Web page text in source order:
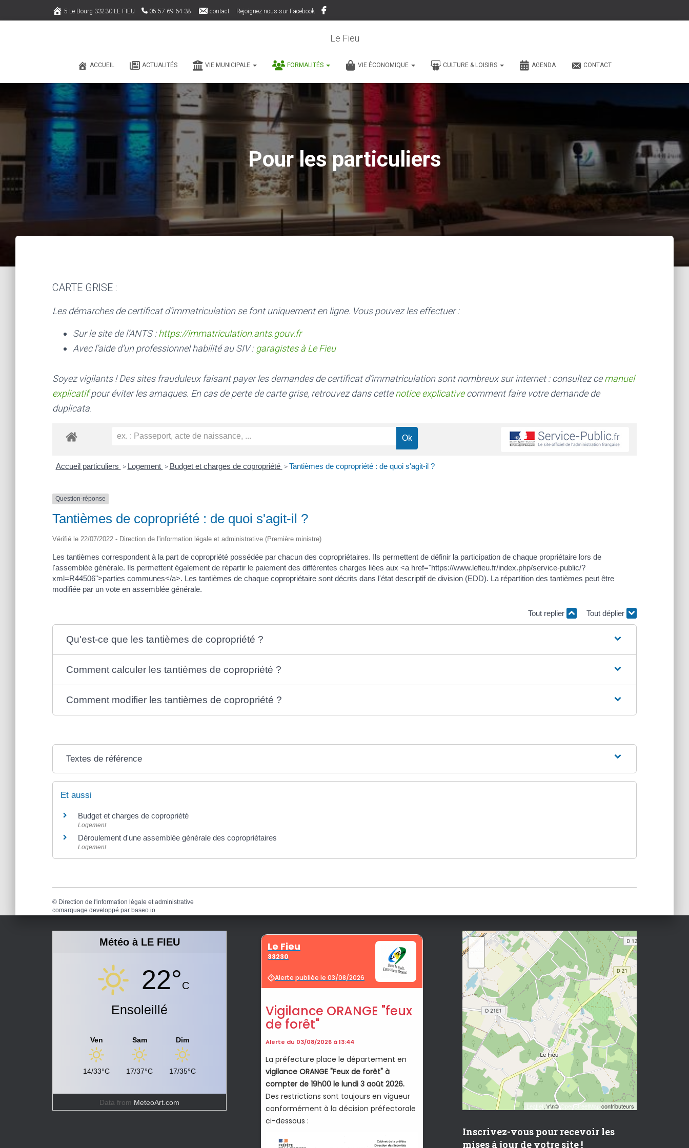
5 Le Bourg 33230 LE FIEU 05 57 69 64 38 contact Rejoignez nous sur Facebook
Le Fieu
ACCUEIL ACTUALITÉS VIE MUNICIPALE FORMALITÉS VIE ÉCONOMIQUE CULTURE & LOISIRS AGENDA CONTACT
Pour les particuliers
CARTE GRISE :
Les démarches de certificat d’immatriculation se font uniquement en ligne. Vous pouvez les effectuer :
Sur le site de l’ANTS :https://immatriculation.ants.gouv.fr
Avec l’aide d’un professionnel habilité au SIV : garagistes à Le Fieu
Soyez vigilants ! Des sites frauduleux faisant payer les demandes de certificat d’immatriculation sont nombreux sur internet : consultez cemanuel
explicatifpour éviter les arnaques. En cas de perte de carte grise, retrouvez dans cettenotice explicativecomment faire votre demande de
duplicata.
Accueil particuliers > Logement > Budget et charges de copropriété > Tantièmes de copropriété : de quoi s'agit-il ?
Question-réponse
Tantièmes de copropriété : de quoi s'agit-il ?
Vérifié le 22/07/2022 - Direction de l'information légale et administrative (Première ministre)
Les tantièmes correspondent à la part de copropriété possédée par chacun des copropriétaires. Ils permettent de définir la participation de chaque propriétaire lors de
l'assemblée générale. Ils permettent également de répartir le paiement des différentes charges liées aux <a href="https://www.lefieu.fr/index.php/service-public/?
xml=R44506">parties communes</a>. Les tantièmes de chaque copropriétaire sont décrits dans l'état descriptif de division (EDD). La répartition des tantièmes peut être
modifiée par un vote en assemblée générale.
Tout replier Tout déplier
Qu'est-ce que les tantièmes de copropriété ?
Comment calculer les tantièmes de copropriété ?
Comment modifier les tantièmes de copropriété ?
Textes de référence
Et aussi
Budget et charges de copropriété
Logement
Déroulement d'une assemblée générale des copropriétaires
Logement
© Direction de l'information légale et administrative
comarquage developpé par baseo.io
Météo à LE FIEU
22°C
Ensoleillé
Ven
14/33°C
Sam
17/37°C
Dim
17/35°C
Data from MeteoArt.com
+
Leaflet, \r\n© OpenStreetMap contributeurs
Inscrivez-vous pour recevoir les
mises à jour de votre site !